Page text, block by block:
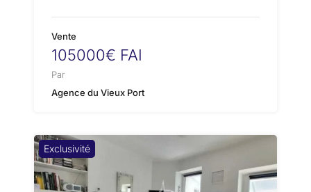
Vente
105000€ FAI
Par
Agence du Vieux Port
Exclusivité